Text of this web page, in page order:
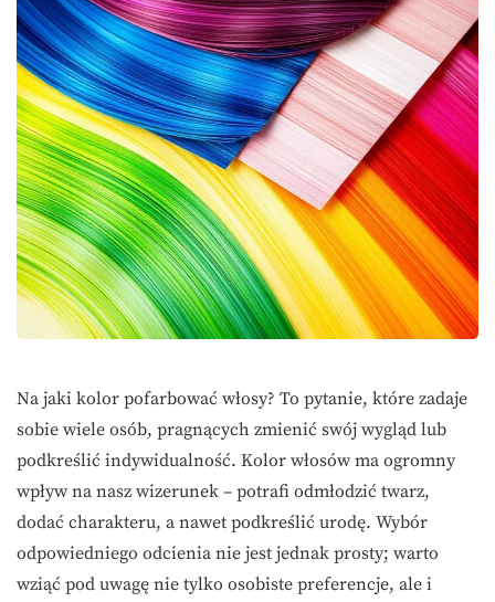
Na jaki kolor pofarbować włosy? To pytanie, które zadaje
sobie wiele osób, pragnących zmienić swój wygląd lub
podkreślić indywidualność. Kolor włosów ma ogromny
wpływ na nasz wizerunek – potrafi odmłodzić twarz,
dodać charakteru, a nawet podkreślić urodę. Wybór
odpowiedniego odcienia nie jest jednak prosty; warto
wziąć pod uwagę nie tylko osobiste preferencje, ale i